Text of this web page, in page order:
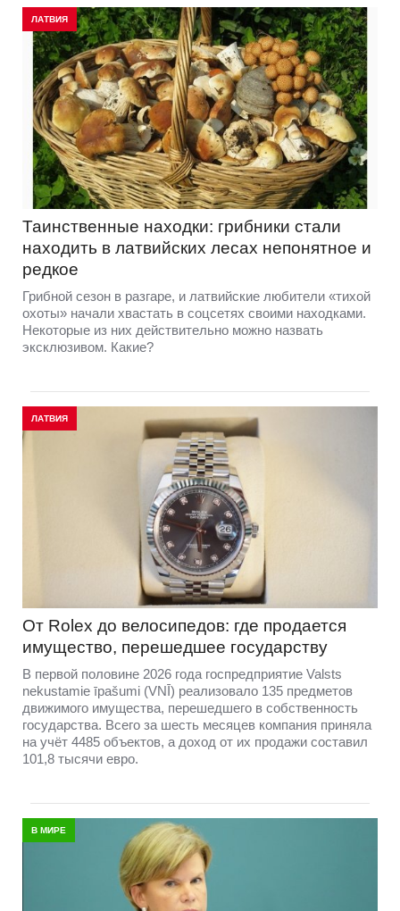
ЛАТВИЯ
Таинственные находки: грибники стали
находить в латвийских лесах непонятное и
редкое
Грибной сезон в разгаре, и латвийские любители «тихой
охоты» начали хвастать в соцсетях своими находками.
Некоторые из них действительно можно назвать
эксклюзивом. Какие?
ЛАТВИЯ
От Rolex до велосипедов: где продается
имущество, перешедшее государству
В первой половине 2026 года госпредприятие Valsts
nekustamie īpašumi (VNĪ) реализовало 135 предметов
движимого имущества, перешедшего в собственность
государства. Всего за шесть месяцев компания приняла
на учёт 4485 объектов, а доход от их продажи составил
101,8 тысячи евро.
В МИРЕ